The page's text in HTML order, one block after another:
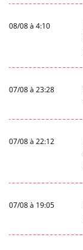
08/08 à 4:10
07/08 à 23:28
07/08 à 22:12
07/08 à 19:05